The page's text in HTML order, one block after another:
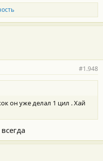
#1.948
он уже делал 1 цил . Хай